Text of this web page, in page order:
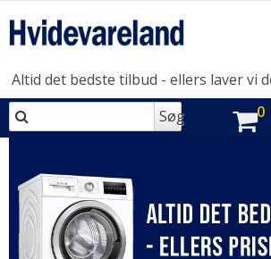
Altid det bedste tilbud - ellers laver vi
Søg
0
OPVASK
MADLAVNING